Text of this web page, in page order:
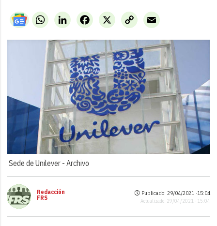
WhatsAppLinkedIn X
Facebook
Copy
Link
Email
Sede de Unilever -Archivo
Redacción
FRS
Publicado: 29/04/2021 ·15:04
Actualizado: 29/04/2021 · 15:04